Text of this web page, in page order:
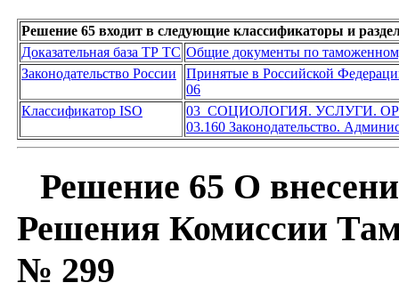
Решение 65 входит в следующие классификаторы и
Доказательная база ТР ТС Общие документы по
Законодательство России
Принятые в Российской
06
Классификатор ISO
03 СОЦИОЛОГИЯ. УСЛУГИ.
03.160 Законодательство.
Решение 65 О
Решения Комиссии
№ 299